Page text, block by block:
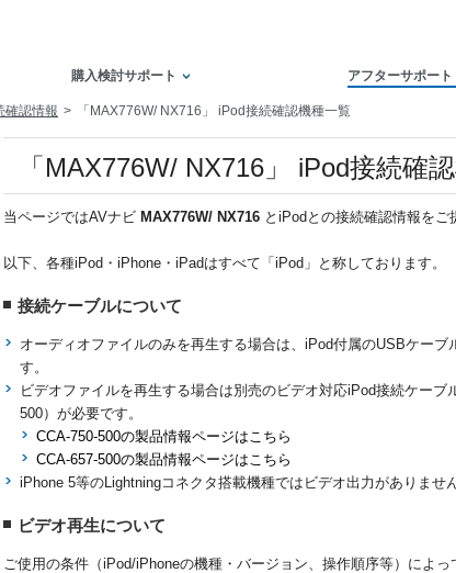
購入検討サポート アフターサポート
確認情報 「MAX776W/ NX716」 iPod接続確認機種一覧
「MAX776W/ NX716」 iPod接続確
当ページではAVナビ MAX776W/ NX716 とiPodとの接続確認情報をご
以下、各種iPod・iPhone・iPadはすべて「iPod」と称しております。
接続ケーブルについて
オーディオファイルのみを再生する場合は、iPod付属のUSBケー
す。
ビデオファイルを再生する場合は別売のビデオ対応iPod接続ケー
500）が必要です。
CCA-750-500の製品情報ページはこちら
CCA-657-500の製品情報ページはこちら
iPhone 5等のLightningコネクタ搭載機種ではビデオ出力がありませ
ビデオ再生について
ご使用の条件（iPod/iPhoneの機種・バージョン、操作順序等）によ